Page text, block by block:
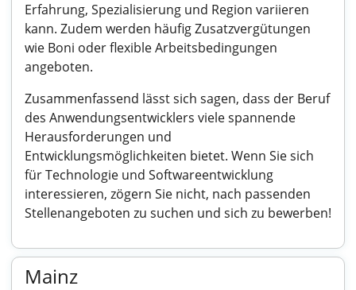
Erfahrung, Spezialisierung und Region variieren
kann. Zudem werden häufig Zusatzvergütungen
wie Boni oder flexible Arbeitsbedingungen
angeboten.
Zusammenfassend lässt sich sagen, dass der Beruf
des Anwendungsentwicklers viele spannende
Herausforderungen und
Entwicklungsmöglichkeiten bietet. Wenn Sie sich
für Technologie und Softwareentwicklung
interessieren, zögern Sie nicht, nach passenden
Stellenangeboten zu suchen und sich zu bewerben!
Mainz